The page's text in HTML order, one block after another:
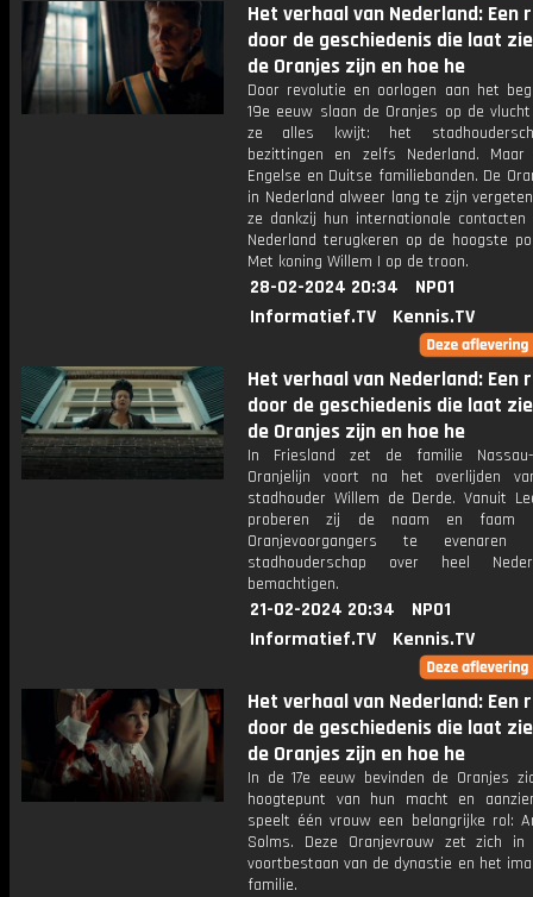
Het verhaal van Nederland: Een
door de geschiedenis die laat
de Oranjes zijn en hoe he
Door revolutie en oorlogen aan het
19e eeuw slaan de Oranjes op de
ze alles kwijt: het
bezittingen en zelfs Nederland.
Engelse en Duitse familiebanden. De
in Nederland alweer lang te zijn
ze dankzij hun internationale contacten
Nederland terugkeren op de hoogste
Met koning Willem I op de troon.
28-02-2024 20:34
NPO1
Informatief.TV
Kennis.TV
Het verhaal van Nederland: Een
door de geschiedenis die laat
de Oranjes zijn en hoe he
In Friesland zet de familie
Oranjelijn voort na het overlijden
stadhouder Willem de Derde. Vanuit
proberen zij de naam en faam
Oranjevoorgangers te
stadhouderschap over heel
bemachtigen.
21-02-2024 20:34
NPO1
Informatief.TV
Kennis.TV
Het verhaal van Nederland: Een
door de geschiedenis die laat
de Oranjes zijn en hoe he
In de 17e eeuw bevinden de Oranjes
hoogtepunt van hun macht en
speelt één vrouw een belangrijke rol:
Solms. Deze Oranjevrouw zet zich
voortbestaan van de dynastie en het
familie.